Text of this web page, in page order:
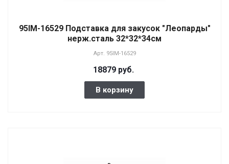
95IM-16529 Подставка для закусок "Леопарды"
нерж.сталь 32*32*34см
Арт. 95IM-16529
18879 руб.
В корзину